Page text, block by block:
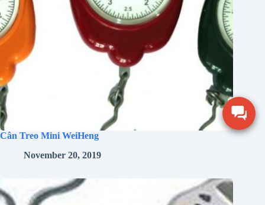
Cân Treo Mini WeiHeng
November 20, 2019